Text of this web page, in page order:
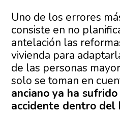
Uno de los errores
consiste en no
antelación las
vivienda para
de las personas
solo se toman en
anciano ya ha
accidente dentro del